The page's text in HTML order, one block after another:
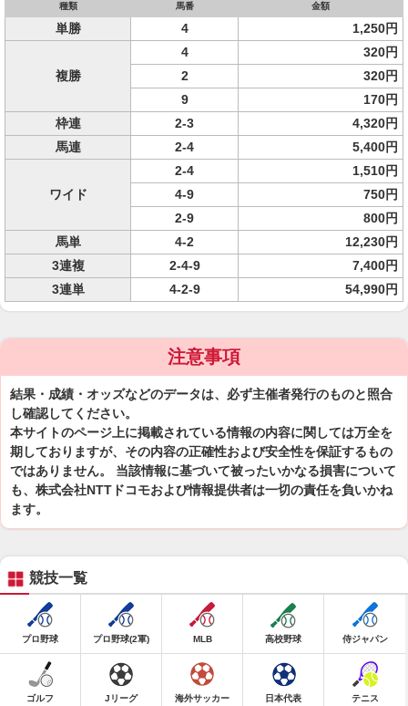
種類 馬番 金額
単勝 4 1,250円
複勝
4
320円
2
320円
9
170円
枠連
2-3
4,320円
馬連
2-4 5,400円
ワイド
2-4
1,510円
4-9
750円
2-9
800円
馬単
4-2
12,230円
3連複
2-4-9
7,400円
3連単
4-2-9 54,990円
注意事項
結果・成績・オッズなどのデータは、必ず主催者発行のものと照合
し確認してください。
本サイトのページ上に掲載されている情報の内容に関しては万全を
期しておりますが、その内容の正確性および安全性を保証するもの
ではありません。 当該情報に基づいて被ったいかなる損害について
も、株式会社NTTドコモおよび情報提供者は一切の責任を負いかね
ます。
競技一覧
プロ野球 プロ野球(2軍) MLB 高校野球 侍ジャパン
ゴルフ Jリーグ 海外サッカー 日本代表 テニス